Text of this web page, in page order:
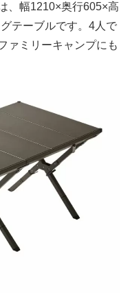
、幅1210×奥行605×高
テーブルです。4人で
ァミリーキャンプにも